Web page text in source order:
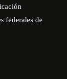
federales de